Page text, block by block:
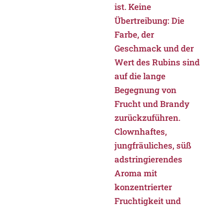
ist. Keine
Übertreibung: Die
Farbe, der
Geschmack und der
Wert des Rubins sind
auf die lange
Begegnung von
Frucht und Brandy
zurückzuführen.
Clownhaftes,
jungfräuliches, süß
adstringierendes
Aroma mit
konzentrierter
Fruchtigkeit und